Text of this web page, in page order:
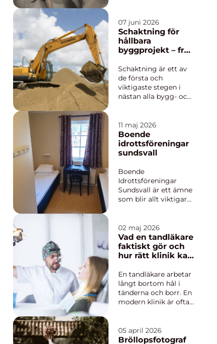
sutur. Instrumentens
precision, ergonomi
och kvalitet har direkt
betydelse för
komplikationsrisk och
kirurgens
arbetsbelas...
07 juni 2026
Schaktning för
hållbara
byggprojekt – från
färdig mark
Schaktning är ett av
de första och
viktigaste stegen i
nästan alla bygg- och
förberedas för
husgrunder, vägar,
ledningar eller större
anläggningar krävs
11 maj 2026
Boende
idrottsföreningar
sundsvall
Boende
Idrottsföreningar
Sundsvall är ett ämne
som blir allt viktigare
träningsläger, cupspel
och seriespel. Många
ledare letar efter en
smidig lösning som
rum, närhet till planer
och en miljö som hj...
02 maj 2026
Vad en tandläkare
faktiskt gör och
hur rätt klinik kan
tandhälsa
En tandläkare arbetar
långt bortom hål i
tänderna och borr. En
modern klinik är ofta
och långsiktig
hälsoplanering. Målet
05 april 2026
Bröllopsfotograf